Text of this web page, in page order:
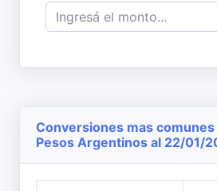
Conversiones mas comunes
Pesos Argentinos al 22/01/